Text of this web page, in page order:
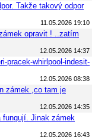
Takže takový odpor
11.05.2026 19:10
opravit ! ..zatím
12.05.2026 14:37
pracek-whirlpool-indesit-
12.05.2026 08:38
zámek ,co tam je
12.05.2026 14:35
Jinak zámek
12.05.2026 16:43